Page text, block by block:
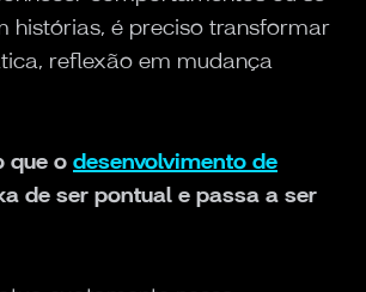
histórias, é preciso transformar
reflexão em mudança
que o desenvolvimento de
de ser pontual e passa a ser